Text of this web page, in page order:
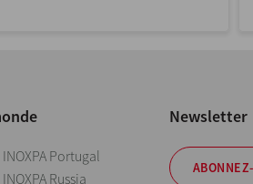
INOXPA Portugal
INOXPA Russia
Newsletter